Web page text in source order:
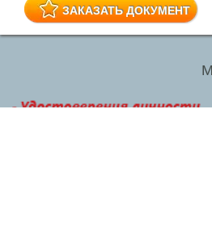
ЗАКАЗАТЬ ДОКУМЕНТ